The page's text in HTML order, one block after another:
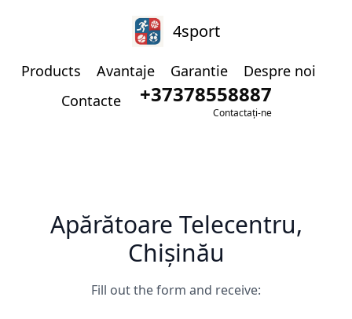
4sport
Products Avantaje Garantie
Despre noi
Contacte
+37378558887
Contactați-ne
Apărătoare Telecentru,
Chișinău
Fill out the form and receive: